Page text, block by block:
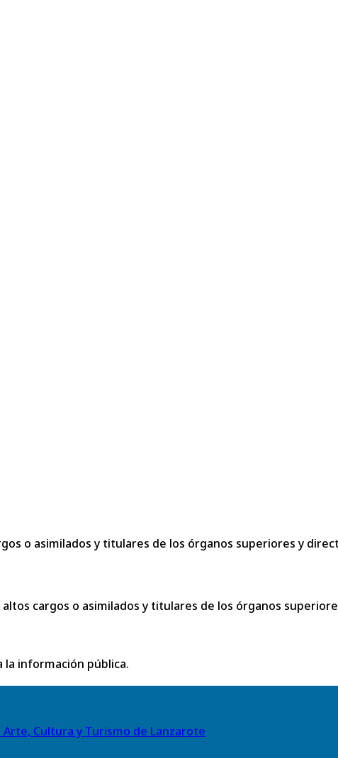
o asimilados y titulares de los órganos superiores y
cargos o asimilados y titulares de los órganos
la información pública.
Cultura y Turismo de Lanzarote